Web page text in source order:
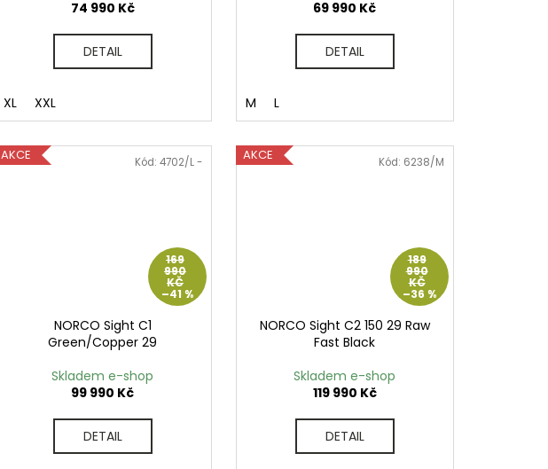
74 990 Kč
DETAIL
XL XXL
69 990 Kč
DETAIL
M L
AKCE
169
990
KČ
–41 %
NORCO Sight C1
Green/Copper 29
Skladem e-shop
99 990 Kč
DETAIL
Kód: 4702/L - AKCE
189
990
KČ
–36 %
NORCO Sight C2 150 29 Raw
Fast Black
Skladem e-shop
119 990 Kč
DETAIL
Kód: 6238/M